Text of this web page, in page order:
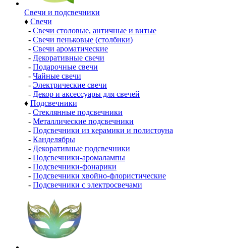
Свечи и подсвечники
♦ Свечи
- Свечи столовые, античные и витые
- Свечи пеньковые (столбики)
- Свечи ароматические
- Декоративные свечи
- Подарочные свечи
- Чайные свечи
- Электрические свечи
- Декор и аксессуары для свечей
♦ Подсвечники
- Стеклянные подсвечники
- Металлические подсвечники
- Подсвечники из керамики и полистоуна
- Канделябры
- Декоративные подсвечники
- Подсвечники-аромалампы
- Подсвечники-фонарики
- Подсвечники хвойно-флористические
- Подсвечники с электросвечами